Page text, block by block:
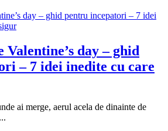
Valentine’s day – ghid
– 7 idei inedite cu care
ai merge, aerul acela de dinainte de